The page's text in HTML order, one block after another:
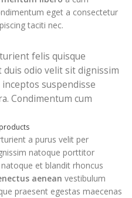
eget a consectetur
taciti nec.
felis quisque
odio velit sit dignissim
suspendisse
Condimentum cum
a purus velit per
natoque porttitor
et blandit rhoncus
aenean vestibulum
praesent egestas maecenas